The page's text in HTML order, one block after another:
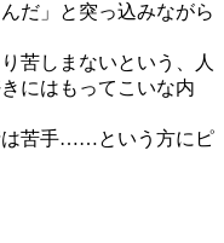
だ」と突っ込みながら
苦しまないという、人
にはもってこいな内
は苦手……という方にピ